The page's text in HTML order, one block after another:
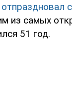
из самых
51 год.